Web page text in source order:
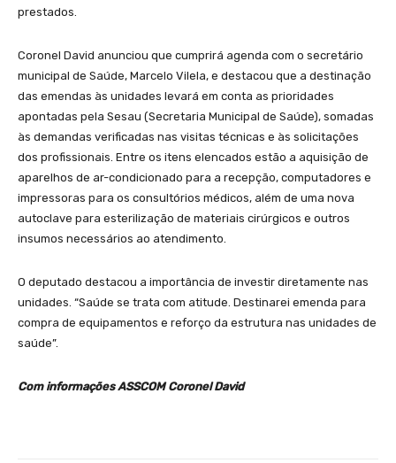
prestados.
Coronel David anunciou que cumprirá agenda com o secretário
municipal de Saúde, Marcelo Vilela, e destacou que a destinação
das emendas às unidades levará em conta as prioridades
apontadas pela Sesau (Secretaria Municipal de Saúde), somadas
às demandas verificadas nas visitas técnicas e às solicitações
dos profissionais. Entre os itens elencados estão a aquisição de
aparelhos de ar-condicionado para a recepção, computadores e
impressoras para os consultórios médicos, além de uma nova
autoclave para esterilização de materiais cirúrgicos e outros
insumos necessários ao atendimento.
O deputado destacou a importância de investir diretamente nas
unidades. “Saúde se trata com atitude. Destinarei emenda para
compra de equipamentos e reforço da estrutura nas unidades de
saúde”.
Com informações ASSCOM Coronel David